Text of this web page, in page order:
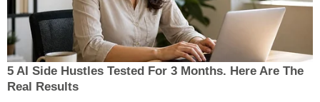
5 AI Side Hustles Tested For 3 Months. Here Are The
Real Results